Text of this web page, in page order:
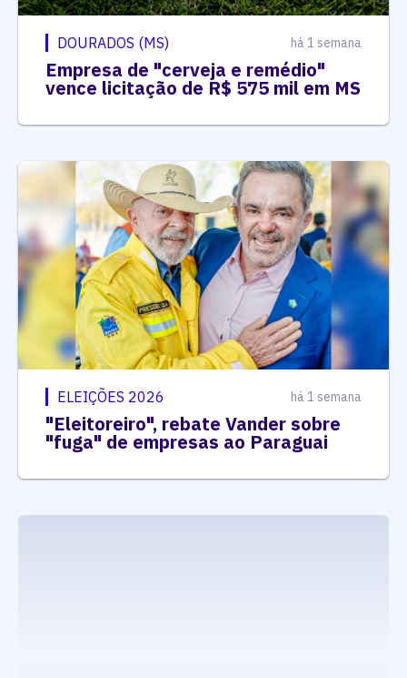
DOURADOS (MS) há 1 semana
Empresa de "cerveja e remédio"
vence licitação de R$ 575 mil em MS
ELEIÇÕES 2026 há 1 semana
"Eleitoreiro", rebate Vander sobre
"fuga" de empresas ao Paraguai